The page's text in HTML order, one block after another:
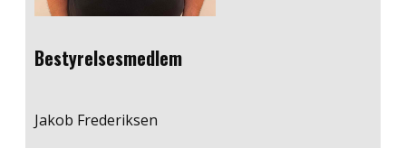
Bestyrelsesmedlem
Jakob Frederiksen